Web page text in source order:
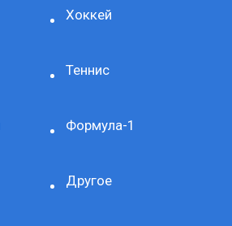
Хоккей
Теннис
Формула-1
Другое